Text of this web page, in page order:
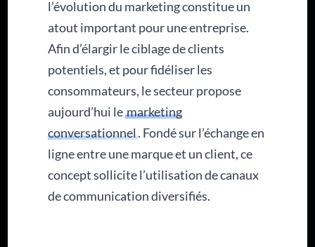
l’évolution du marketing constitue un
atout important pour une entreprise.
Afin d’élargir le ciblage de clients
potentiels, et pour fidéliser les
consommateurs, le secteur propose
aujourd’hui lemarketing
conversationnel. Fondé sur l’échange en
ligne entre une marque et un client, ce
concept sollicite l’utilisation de canaux
de communication diversifiés.